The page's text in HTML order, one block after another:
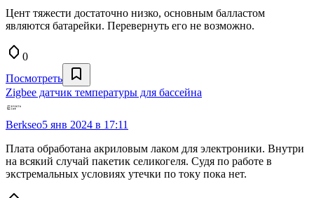
Цент тяжести достаточно низко, основным балластом
являются батарейки. Перевернуть его не возможно.
0
Посмотреть
Zigbee датчик температуры для бассейна
Berkseo5 янв 2024 в 17:11
Плата обработана акриловым лаком для электроники. Внутри
на всякий случай пакетик селикогеля. Судя по работе в
экстремальных условиях утечки по току пока нет.